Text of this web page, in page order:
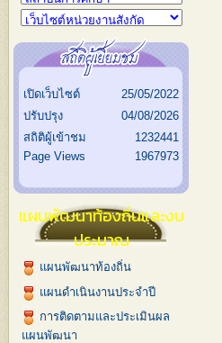
เปิดเว็บไซต์
25/05/2022
ปรับปรุง
04/08/2026
สถิติผู้เข้าชม
1232441
Page Views
1967973
แผนพัฒนาท้องถิ่นและงบ
ประมาณ
แผนพัฒนาท้องถิ่น
แผนดำเนินงานประจำปี
การติดตามและประเมินผล
แผนพัฒนา